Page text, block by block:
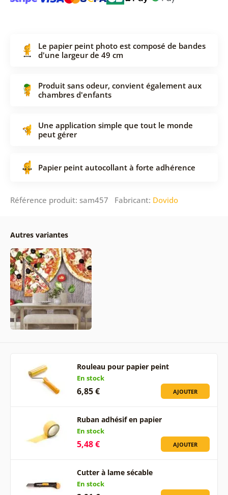
Le papier peint photo est composé de bandes
d'une largeur de 49 cm
Produit sans odeur, convient également aux
chambres d'enfants
Une application simple que tout le monde
peut gérer
Papier peint autocollant à forte adhérence
Référence produit: sam457 Fabricant: Dovido
Autres variantes
Rouleau pour papier peint
En stock
6,85 € AJOUTER
Ruban adhésif en papier
En stock
5,48 € AJOUTER
Cutter à lame sécable
En stock